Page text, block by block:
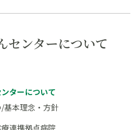
センターについて
ターについて
基本理念・方針
連携拠点病院